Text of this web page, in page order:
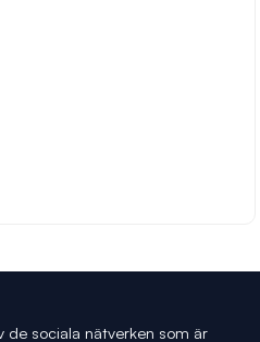
de sociala nätverken som är